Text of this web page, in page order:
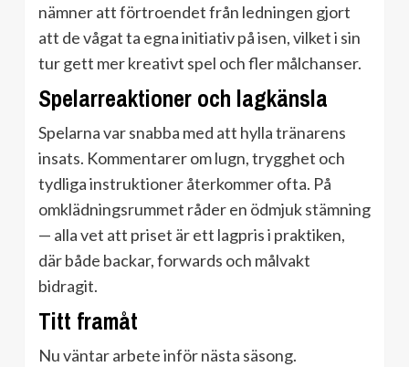
nämner att förtroendet från ledningen gjort
att de vågat ta egna initiativ på isen, vilket i sin
tur gett mer kreativt spel och fler målchanser.
Spelarreaktioner och lagkänsla
Spelarna var snabba med att hylla tränarens
insats. Kommentarer om lugn, trygghet och
tydliga instruktioner återkommer ofta. På
omklädningsrummet råder en ödmjuk stämning
— alla vet att priset är ett lagpris i praktiken,
där både backar, forwards och målvakt
bidragit.
Titt framåt
Nu väntar arbete inför nästa säsong.